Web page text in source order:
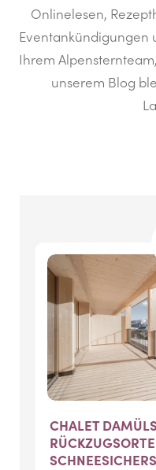
Onlinelesen,
Eventankündigungen
Ihrem
unserem Blog
CHALET